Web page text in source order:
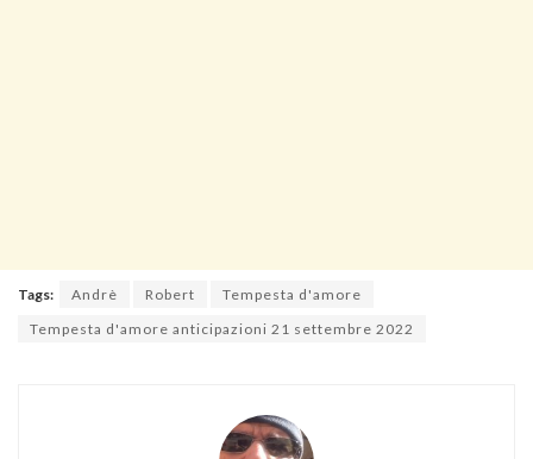
Tags: Andrè Robert
Tempesta d'amore
Tempesta d'amore anticipazioni 21 settembre 2022